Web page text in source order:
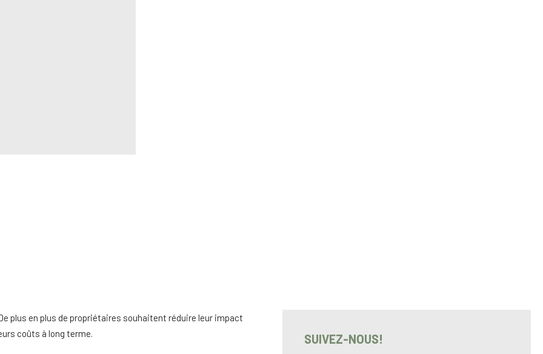
plus en plus de propriétaires souhaitent réduire leur impact
coûts à long terme.
SUIVEZ-NOUS!